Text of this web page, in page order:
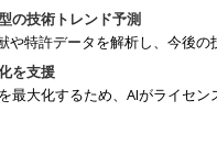
の技術トレンド予測
や特許データを解析し、今後
を支援
最大化するため、AIがライセ